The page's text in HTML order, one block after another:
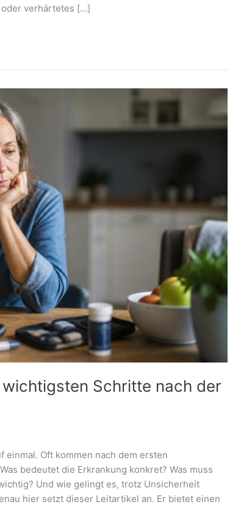
verhärtetes […]
Schritte nach der
einmal. Oft kommen nach dem ersten
bedeutet die Erkrankung konkret? Was muss
Und wie gelingt es, trotz Unsicherheit
hier setzt dieser Leitartikel an. Er bietet einen